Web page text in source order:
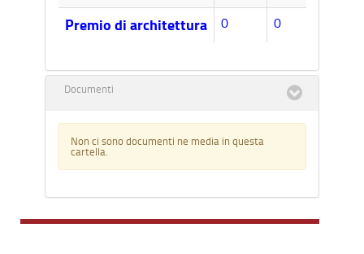
Premio di architettura 0 0
Documenti
Non ci sono documenti ne media in questa
cartella.